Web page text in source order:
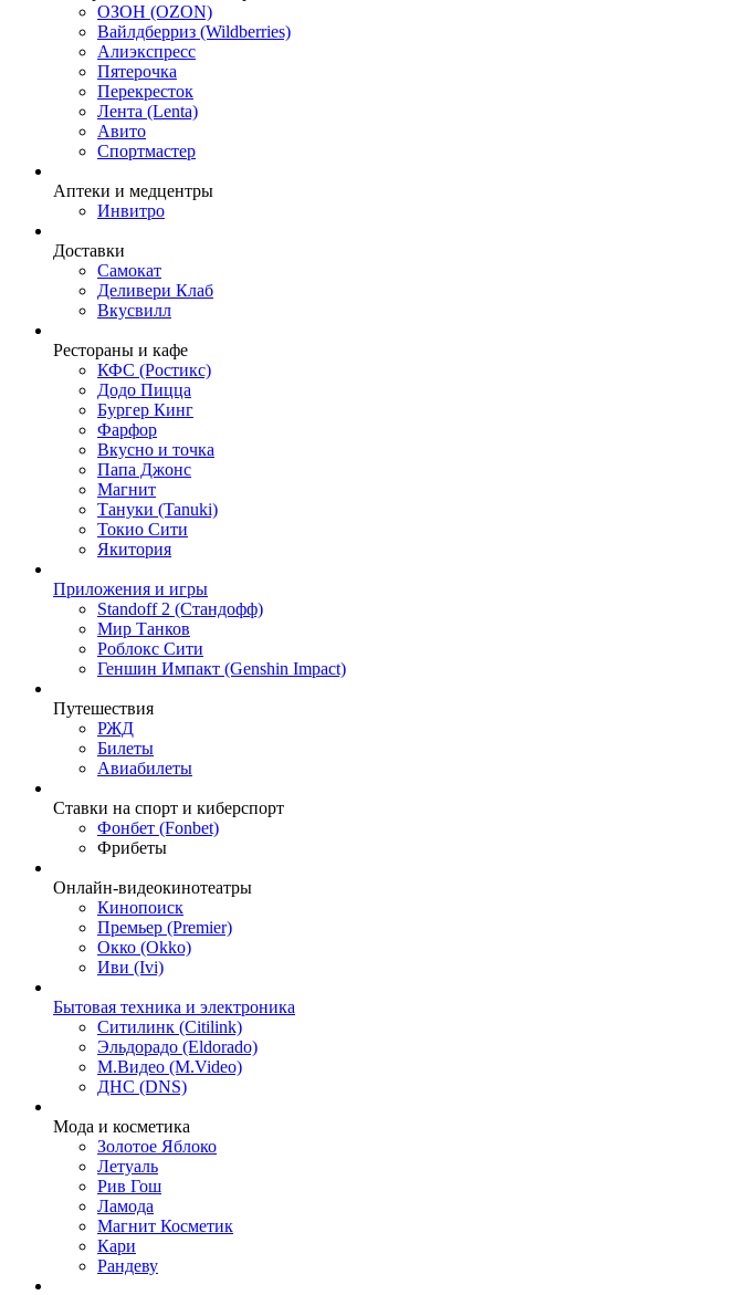
ОЗОН (OZON)
Вайлдберриз (Wildberries)
Алиэкспресс
Пятерочка
Перекресток
Лента (Lenta)
Авито
Спортмастер
Аптеки и медцентры
Инвитро
Доставки
Самокат
Деливери Клаб
Вкусвилл
Рестораны и кафе
КФС (Ростикс)
Додо Пицца
Бургер Кинг
Фарфор
Вкусно и точка
Папа Джонс
Магнит
Тануки (Tanuki)
Токио Сити
Якитория
Приложения и игры
Standoff 2 (Стандофф)
Мир Танков
Роблокс Сити
Геншин Импакт (Genshin Impact)
Путешествия
РЖД
Билеты
Авиабилеты
Ставки на спорт и киберспорт
Фонбет (Fonbet)
Фрибеты
Онлайн-видеокинотеатры
Кинопоиск
Премьер (Premier)
Окко (Okko)
Иви (Ivi)
Бытовая техника и электроника
Ситилинк (Citilink)
Эльдорадо (Eldorado)
М.Видео (M.Video)
ДНС (DNS)
Мода и косметика
Золотое Яблоко
Летуаль
Рив Гош
Ламода
Магнит Косметик
Кари
Рандеву